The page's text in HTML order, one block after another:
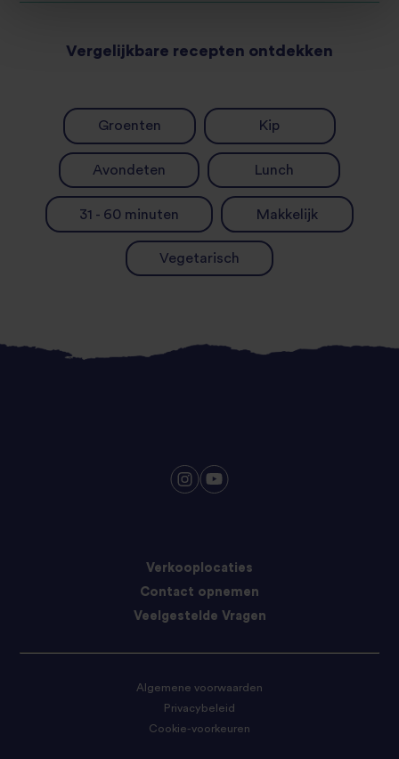
Vergelijkbare recepten ontdekken
Groenten Kip
Avondeten Lunch
31 - 60 minuten Makkelijk
Vegetarisch
Verkooplocaties
Contact opnemen
Veelgestelde Vragen
Algemene voorwaarden
Privacybeleid
Cookie-voorkeuren